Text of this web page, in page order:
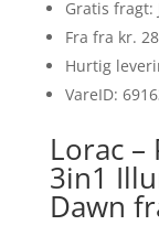
Gratis fragt:
Fra fra kr. 28
Hurtig
VareID:
Lorac –
3in1
Dawn